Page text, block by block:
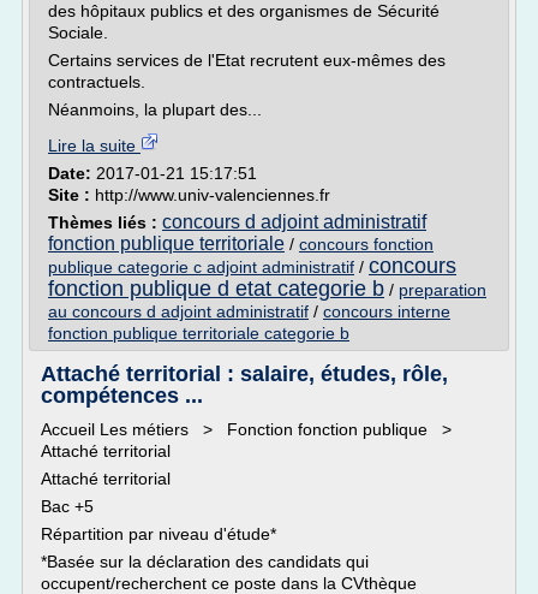
des hôpitaux publics et des organismes de Sécurité
Sociale.
Certains services de l'Etat recrutent eux-mêmes des
contractuels.
Néanmoins, la plupart des...
Lire la suite
Date: 2017-01-21 15:17:51
Site : http://www.univ-valenciennes.fr
Thèmes liés : concours d adjoint administratif
fonction publique territoriale / concours fonction
publique categorie c adjoint administratif / concours
fonction publique d etat categorie b / preparation
au concours d adjoint administratif / concours interne
fonction publique territoriale categorie b
Attaché territorial : salaire, études, rôle,
compétences ...
Accueil Les métiers > Fonction fonction publique >
Attaché territorial
Attaché territorial
Bac +5
Répartition par niveau d'étude*
*Basée sur la déclaration des candidats qui
occupent/recherchent ce poste dans la CVthèque